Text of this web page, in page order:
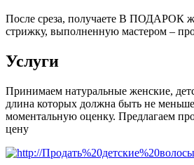
После среза, получаете В ПОДАРОК
стрижку, выполненную мастером –
Услуги
Принимаем натуральные женские,
длина которых должна быть не
моментальную оценку. Предлагаем
цену